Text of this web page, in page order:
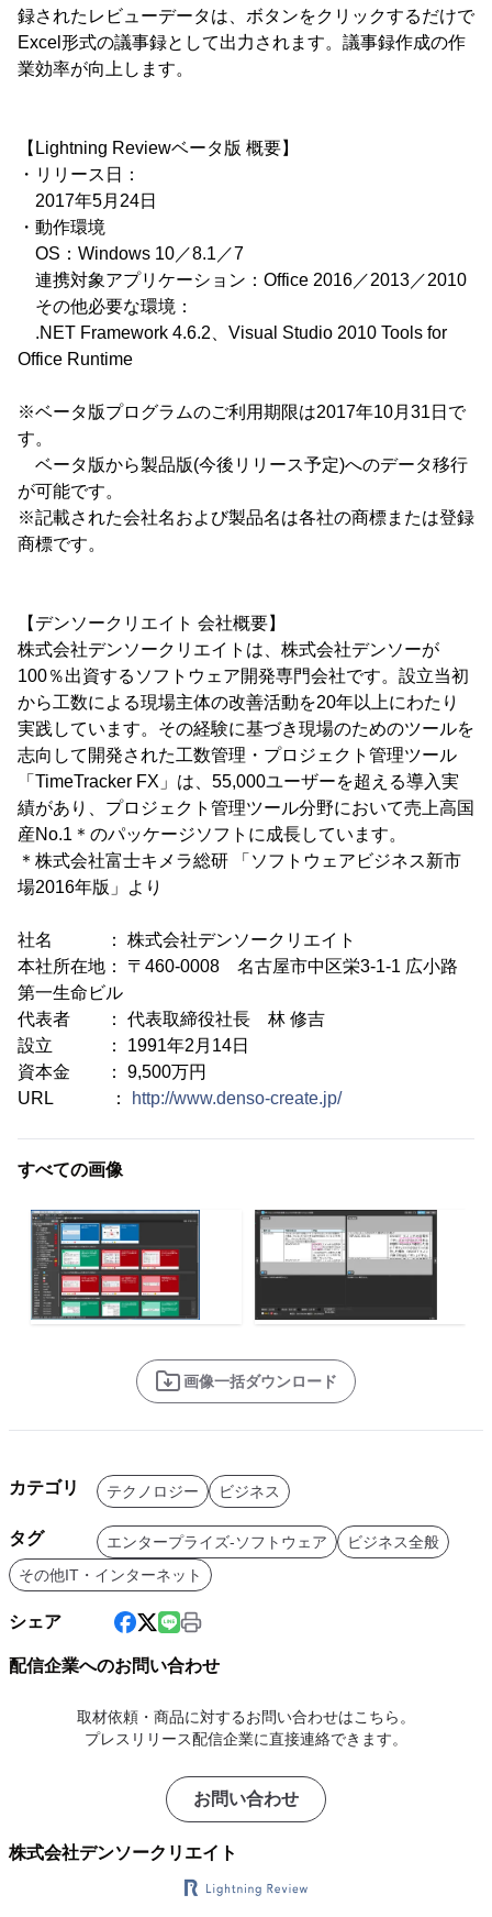
録されたレビューデータは、ボタンをクリックするだけで
Excel形式の議事録として出力されます。議事録作成の作
業効率が向上します。
【Lightning Reviewベータ版 概要】
・リリース日：
2017年5月24日
・動作環境
OS：Windows 10／8.1／7
連携対象アプリケーション：Office 2016／2013／2010
その他必要な環境：
.NET Framework 4.6.2、Visual Studio 2010 Tools for
Office Runtime
※ベータ版プログラムのご利用期限は2017年10月31日で
す。
ベータ版から製品版(今後リリース予定)へのデータ移行
が可能です。
※記載された会社名および製品名は各社の商標または登録
商標です。
【デンソークリエイト 会社概要】
株式会社デンソークリエイトは、株式会社デンソーが
100％出資するソフトウェア開発専門会社です。設立当初
から工数による現場主体の改善活動を20年以上にわたり
実践しています。その経験に基づき現場のためのツールを
志向して開発された工数管理・プロジェクト管理ツール
「TimeTracker FX」は、55,000ユーザーを超える導入実
績があり、プロジェクト管理ツール分野において売上高国
産No.1＊のパッケージソフトに成長しています。
＊株式会社富士キメラ総研 「ソフトウェアビジネス新市
場2016年版」より
社名 ： 株式会社デンソークリエイト
本社所在地： 〒460-0008 名古屋市中区栄3-1-1 広小路
第一生命ビル
代表者 ： 代表取締役社長 林 修吉
設立 ： 1991年2月14日
資本金 ： 9,500万円
URL ：
http://www.denso-create.jp/
すべての画像
画像一括ダウンロード
カテゴリ テクノロジー ビジネス
タグ エンタープライズ-ソフトウェア
ビジネス全般
その他IT・インターネット
シェア
配信企業へのお問い合わせ
取材依頼・商品に対するお問い合わせはこちら。
プレスリリース配信企業に直接連絡できます。
お問い合わせ
株式会社デンソークリエイト